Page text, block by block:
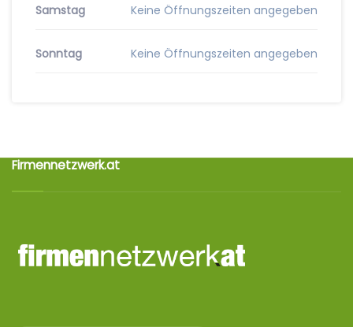
Samstag Keine Öffnungszeiten angegeben
Sonntag Keine Öffnungszeiten angegeben
Firmennetzwerk.at